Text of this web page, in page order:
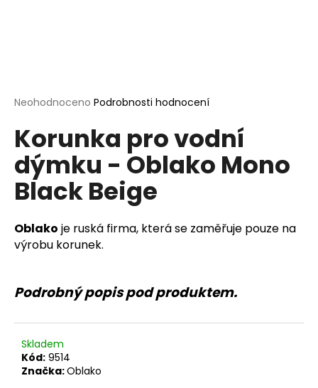
Průměrné
produktu
je
0,0
z
5
hvězdiček.
Neohodnoceno Podrobnosti hodnocení
Korunka pro vodní
dýmku - Oblako Mono
Black Beige
Oblako je ruská firma, která se zaměřuje pouze na
výrobu korunek.
Podrobný popis pod produktem.
Skladem
Kód: 9514
Značka:Oblako
HLEDAT
D
o
p
r
č
u
e